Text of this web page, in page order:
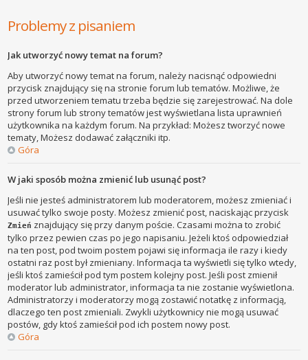
Problemy z pisaniem
Jak utworzyć nowy temat na forum?
Aby utworzyć nowy temat na forum, należy nacisnąć odpowiedni
przycisk znajdujący się na stronie forum lub tematów. Możliwe, że
przed utworzeniem tematu trzeba będzie się zarejestrować. Na dole
strony forum lub strony tematów jest wyświetlana lista uprawnień
użytkownika na każdym forum. Na przykład: Możesz tworzyć nowe
tematy, Możesz dodawać załączniki itp.
Góra
W jaki sposób można zmienić lub usunąć post?
Jeśli nie jesteś administratorem lub moderatorem, możesz zmieniać i
usuwać tylko swoje posty. Możesz zmienić post, naciskając przycisk
Zmień znajdujący się przy danym poście. Czasami można to zrobić
tylko przez pewien czas po jego napisaniu. Jeżeli ktoś odpowiedział
na ten post, pod twoim postem pojawi się informacja ile razy i kiedy
ostatni raz post był zmieniany. Informacja ta wyświetli się tylko wtedy,
jeśli ktoś zamieścił pod tym postem kolejny post. Jeśli post zmienił
moderator lub administrator, informacja ta nie zostanie wyświetlona.
Administratorzy i moderatorzy mogą zostawić notatkę z informacją,
dlaczego ten post zmieniali. Zwykli użytkownicy nie mogą usuwać
postów, gdy ktoś zamieścił pod ich postem nowy post.
Góra